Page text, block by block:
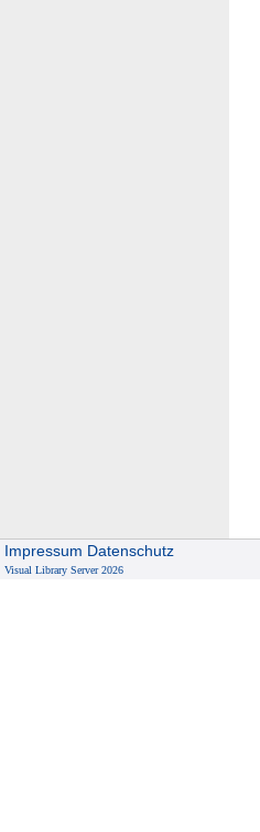
Impressum Datenschutz
Visual Library Server 2026